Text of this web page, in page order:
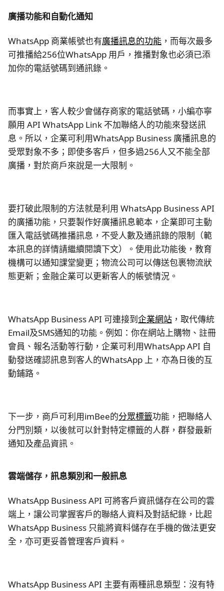
廣播功能和自動化通知
WhatsApp 商業帳號也有廣播訊息的功能 ，而每次最多
可推播給256位WhatsApp 用戶，推播對象也必須已添
加你的電話號碼到通訊錄。
而事實上，客人較少會儲存商家的電話號碼，小編亦寧
願用 API WhatsApp Link 不加聯絡人的功能來發送訊
息。所以，企業可利用WhatsApp Business 廣播訊息的
受眾對象不多；即使多客戶，但多過256人又不能全部
廣播，對於商戶來說是一大限制。
要打破此限制的方法就是利用 WhatsApp Business API
的廣播功能，只要製作好廣播訊息範本，企業即可主動
匯入電話號碼推播訊息，不受人數及通訊錄的限制（範
本訊息的詳情請繼續閱讀下文）。使用此功能後，教育
機構可以通知課堂變更；物流公司可以傳送包裹物流狀
態更新；金融企業可以更新客人的帳號情況。
WhatsApp Business API 可連接到企業網站 ，取代傳統
Email及SMS通知的功能。例如：你在網站上購物、註冊
會員、報名活動等行動，企業可利用WhatsApp API 自
動發送確認訊息到客人的WhatsApp 上，亦為日後的互
動鋪路。
下一步，商戶可利用imBee的分眾標籤功能，把聯絡人
分門別類，以後就可以針對特定標籤的人群，群發最新
通知及產品資訊。
雲端儲存，訊息類別和一般訊息
WhatsApp Business API 可將客戶資訊儲存在公司的雲
端上，讓公司掌握客戶的聯絡人資料及對話紀錄，比起
WhatsApp Business 只能將資料儲存在手機的做法更安
全，亦可更妥善管理客戶資料。
WhatsApp Business API 主要有兩種訊息類型：沒有特